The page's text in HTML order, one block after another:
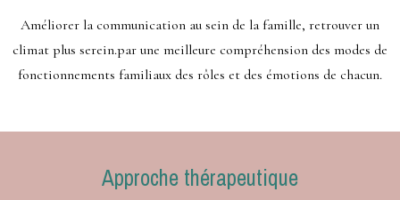
Améliorer la communication au sein de la famille, retrouver un
climat plus serein.par une meilleure compréhension des modes de
fonctionnements familiaux des rôles et des émotions de chacun.
Approche thérapeutique